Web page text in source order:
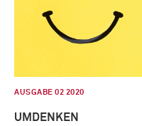
AUSGABE 02 2020
UMDENKEN